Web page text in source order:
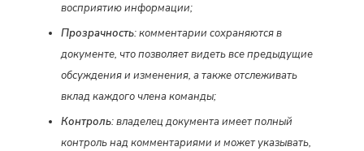
восприятию информации;
Прозрачность: комментарии сохраняются в
документе, что позволяет видеть все предыдущие
обсуждения и изменения, а также отслеживать
вклад каждого члена команды;
Контроль: владелец документа имеет полный
контроль над комментариями и может указывать,